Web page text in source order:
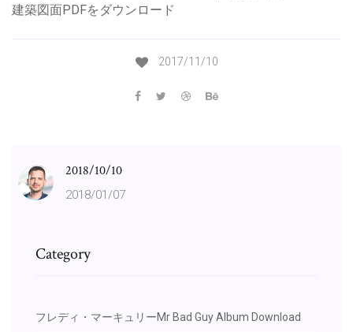
建築図面PDFをダウンロード
2017/11/10
2018/10/10
2018/01/07
Category
フレディ・マーキュリーMr Bad Guy Album Download